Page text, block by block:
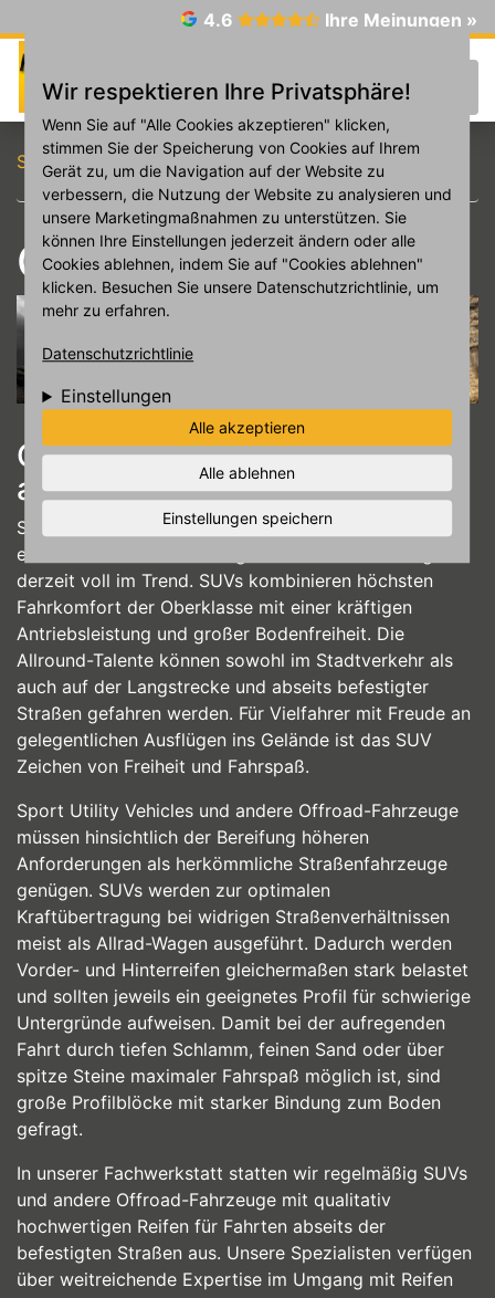
Wir respektieren Ihre Privatsphäre!
Wenn Sie auf "Alle Cookies akzeptieren" klicken,
stimmen Sie der Speicherung von Cookies auf Ihrem
Gerät zu, um die Navigation auf der Website zu
verbessern, die Nutzung der Website zu analysieren und
unsere Marketingmaßnahmen zu unterstützen. Sie
können Ihre Einstellungen jederzeit ändern oder alle
Cookies ablehnen, indem Sie auf "Cookies ablehnen"
klicken. Besuchen Sie unsere Datenschutzrichtlinie, um
mehr zu erfahren.
Datenschutzrichtlinie
Einstellungen
Alle akzeptieren
Alle ablehnen
Einstellungen speichern
4.6 Ihre Meinungen »
Startseite Reifen Offroad
Offroad
Offroad-Reifen für Fahrspaß
abseits der Straße
Sogenannte Sport Utility Vehicles sind im Volksmund
eher unter der Bezeichnung SUV bekannt und liegen
derzeit voll im Trend. SUVs kombinieren höchsten
Fahrkomfort der Oberklasse mit einer kräftigen
Antriebsleistung und großer Bodenfreiheit. Die
Allround-Talente können sowohl im Stadtverkehr als
auch auf der Langstrecke und abseits befestigter
Straßen gefahren werden. Für Vielfahrer mit Freude an
gelegentlichen Ausflügen ins Gelände ist das SUV
Zeichen von Freiheit und Fahrspaß.
Sport Utility Vehicles und andere Offroad-Fahrzeuge
müssen hinsichtlich der Bereifung höheren
Anforderungen als herkömmliche Straßenfahrzeuge
genügen. SUVs werden zur optimalen
Kraftübertragung bei widrigen Straßenverhältnissen
meist als Allrad-Wagen ausgeführt. Dadurch werden
Vorder- und Hinterreifen gleichermaßen stark belastet
und sollten jeweils ein geeignetes Profil für schwierige
Untergründe aufweisen. Damit bei der aufregenden
Fahrt durch tiefen Schlamm, feinen Sand oder über
spitze Steine maximaler Fahrspaß möglich ist, sind
große Profilblöcke mit starker Bindung zum Boden
gefragt.
In unserer Fachwerkstatt statten wir regelmäßig SUVs
und andere Offroad-Fahrzeuge mit qualitativ
hochwertigen Reifen für Fahrten abseits der
befestigten Straßen aus. Unsere Spezialisten verfügen
über weitreichende Expertise im Umgang mit Reifen